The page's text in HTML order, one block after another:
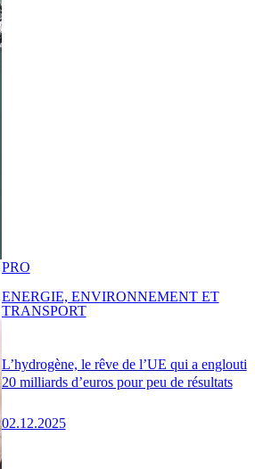
L’hydrogène, le rêve de l’UE qui a englouti
20 milliards d’euros pour peu de résultats
02.12.2025
PRO
ENERGIE, ENVIRONNEMENT ET
TRANSPORT